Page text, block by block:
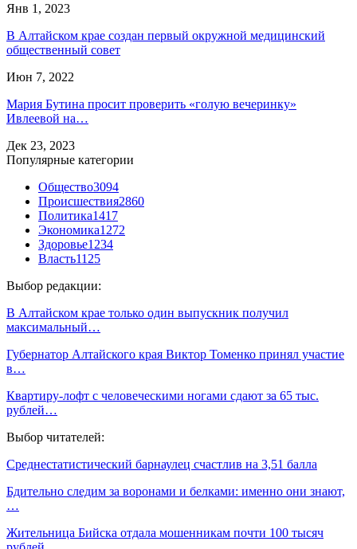
Янв 1, 2023
В Алтайском крае создан первый окружной медицинский
общественный совет
Июн 7, 2022
Мария Бутина просит проверить «голую вечеринку»
Ивлеевой на…
Дек 23, 2023
Популярные категории
Общество3094
Происшествия2860
Политика1417
Экономика1272
Здоровье1234
Власть1125
Выбор редакции:
В Алтайском крае только один выпускник получил
максимальный…
Губернатор Алтайского края Виктор Томенко принял участие
в…
Квартиру-лофт с человеческими ногами сдают за 65 тыс.
рублей…
Выбор читателей:
Среднестатистический барнаулец счастлив на 3,51 балла
Бдительно следим за воронами и белками: именно они знают,
…
Жительница Бийска отдала мошенникам почти 100 тысяч